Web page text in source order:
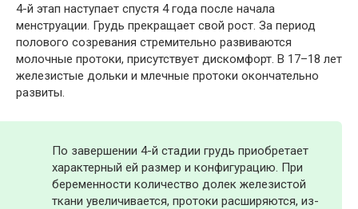
4-й этап наступает спустя 4 года после начала
менструации. Грудь прекращает свой рост. За период
полового созревания стремительно развиваются
молочные протоки, присутствует дискомфорт. В 17–18 лет
железистые дольки и млечные протоки окончательно
развиты.
По завершении 4-й стадии грудь приобретает
характерный ей размер и конфигурацию. При
беременности количество долек железистой
ткани увеличивается, протоки расширяются, из-